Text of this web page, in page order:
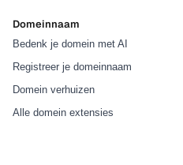
Domeinnaam
Bedenk je domein met AI
Registreer je domeinnaam
Domein verhuizen
Alle domein extensies